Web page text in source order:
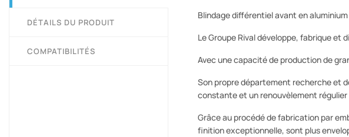
DÉTAILS DU PRODUIT
COMPATIBILITÉS
Blindage différentiel avant en
Le Groupe Rival développe, fabrique et
Avec une capacité de production de
Son propre département recherche et
constante et un renouvèlement régulier
Grâce au procédé de fabrication par
finition exceptionnelle, sont plus